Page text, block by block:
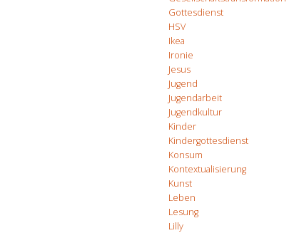
Gottesdienst
HSV
Ikea
Ironie
Jesus
Jugend
Jugendarbeit
Jugendkultur
Kinder
Kindergottesdienst
Konsum
Kontextualisierung
Kunst
Leben
Lesung
Lilly